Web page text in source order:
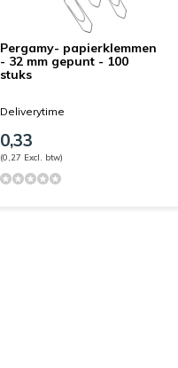
Pergamy- papierklemmen
- 32 mm gepunt - 100
stuks
Deliverytime
0,33
(0,27 Excl. btw)